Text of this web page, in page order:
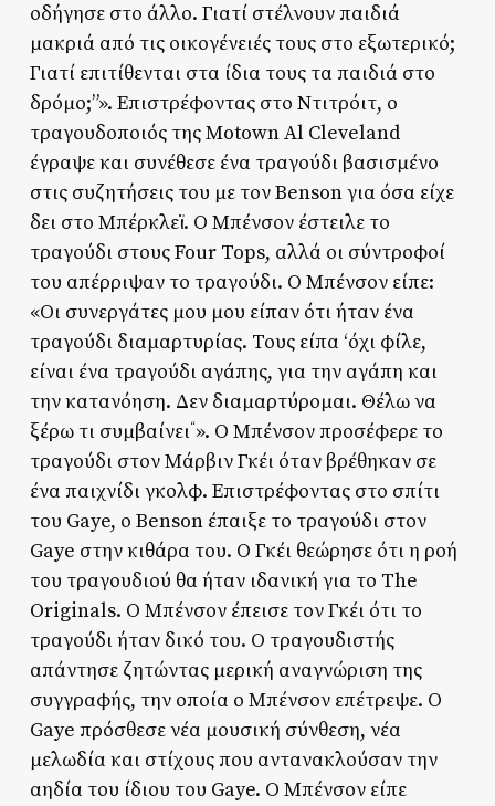
οδήγησε στο άλλο. Γιατί στέλνουν παιδιά
μακριά από τις οικογένειές τους στο εξωτερικό;
Γιατί επιτίθενται στα ίδια τους τα παιδιά στο
δρόμο;”». Επιστρέφοντας στο Ντιτρόιτ, ο
τραγουδοποιός της Motown Al Cleveland
έγραψε και συνέθεσε ένα τραγούδι βασισμένο
στις συζητήσεις του με τον Benson για όσα είχε
δει στο Μπέρκλεϊ. Ο Μπένσον έστειλε το
τραγούδι στους Four Tops, αλλά οι σύντροφοί
του απέρριψαν το τραγούδι. Ο Μπένσον είπε:
«Οι συνεργάτες μου μου είπαν ότι ήταν ένα
τραγούδι διαμαρτυρίας. Τους είπα ‘όχι φίλε,
είναι ένα τραγούδι αγάπης, για την αγάπη και
την κατανόηση. Δεν διαμαρτύρομαι. Θέλω να
ξέρω τι συμβαίνει“». Ο Μπένσον προσέφερε το
τραγούδι στον Μάρβιν Γκέι όταν βρέθηκαν σε
ένα παιχνίδι γκολφ. Επιστρέφοντας στο σπίτι
του Gaye, ο Benson έπαιξε το τραγούδι στον
Gaye στην κιθάρα του. Ο Γκέι θεώρησε ότι η ροή
του τραγουδιού θα ήταν ιδανική για το The
Originals. Ο Μπένσον έπεισε τον Γκέι ότι το
τραγούδι ήταν δικό του. Ο τραγουδιστής
απάντησε ζητώντας μερική αναγνώριση της
συγγραφής, την οποία ο Μπένσον επέτρεψε. Ο
Gaye πρόσθεσε νέα μουσική σύνθεση, νέα
μελωδία και στίχους που αντανακλούσαν την
αηδία του ίδιου του Gaye. Ο Μπένσον είπε